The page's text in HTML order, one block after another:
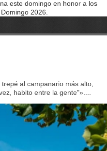
este domingo en honor a los
2026.
al campanario más alto,
habito entre la gente"»....